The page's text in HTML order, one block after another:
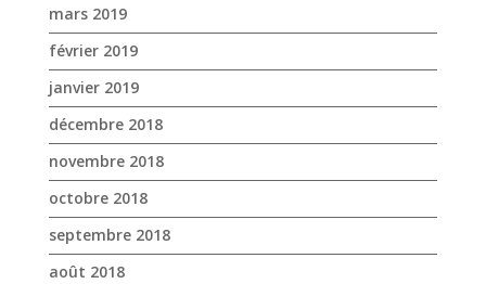
mars 2019
février 2019
janvier 2019
décembre 2018
novembre 2018
octobre 2018
septembre 2018
août 2018